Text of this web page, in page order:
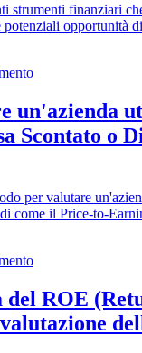
strumenti finanziari
opportunità
un'azienda
Scontato o
per valutare
come il Price-to-
ROE